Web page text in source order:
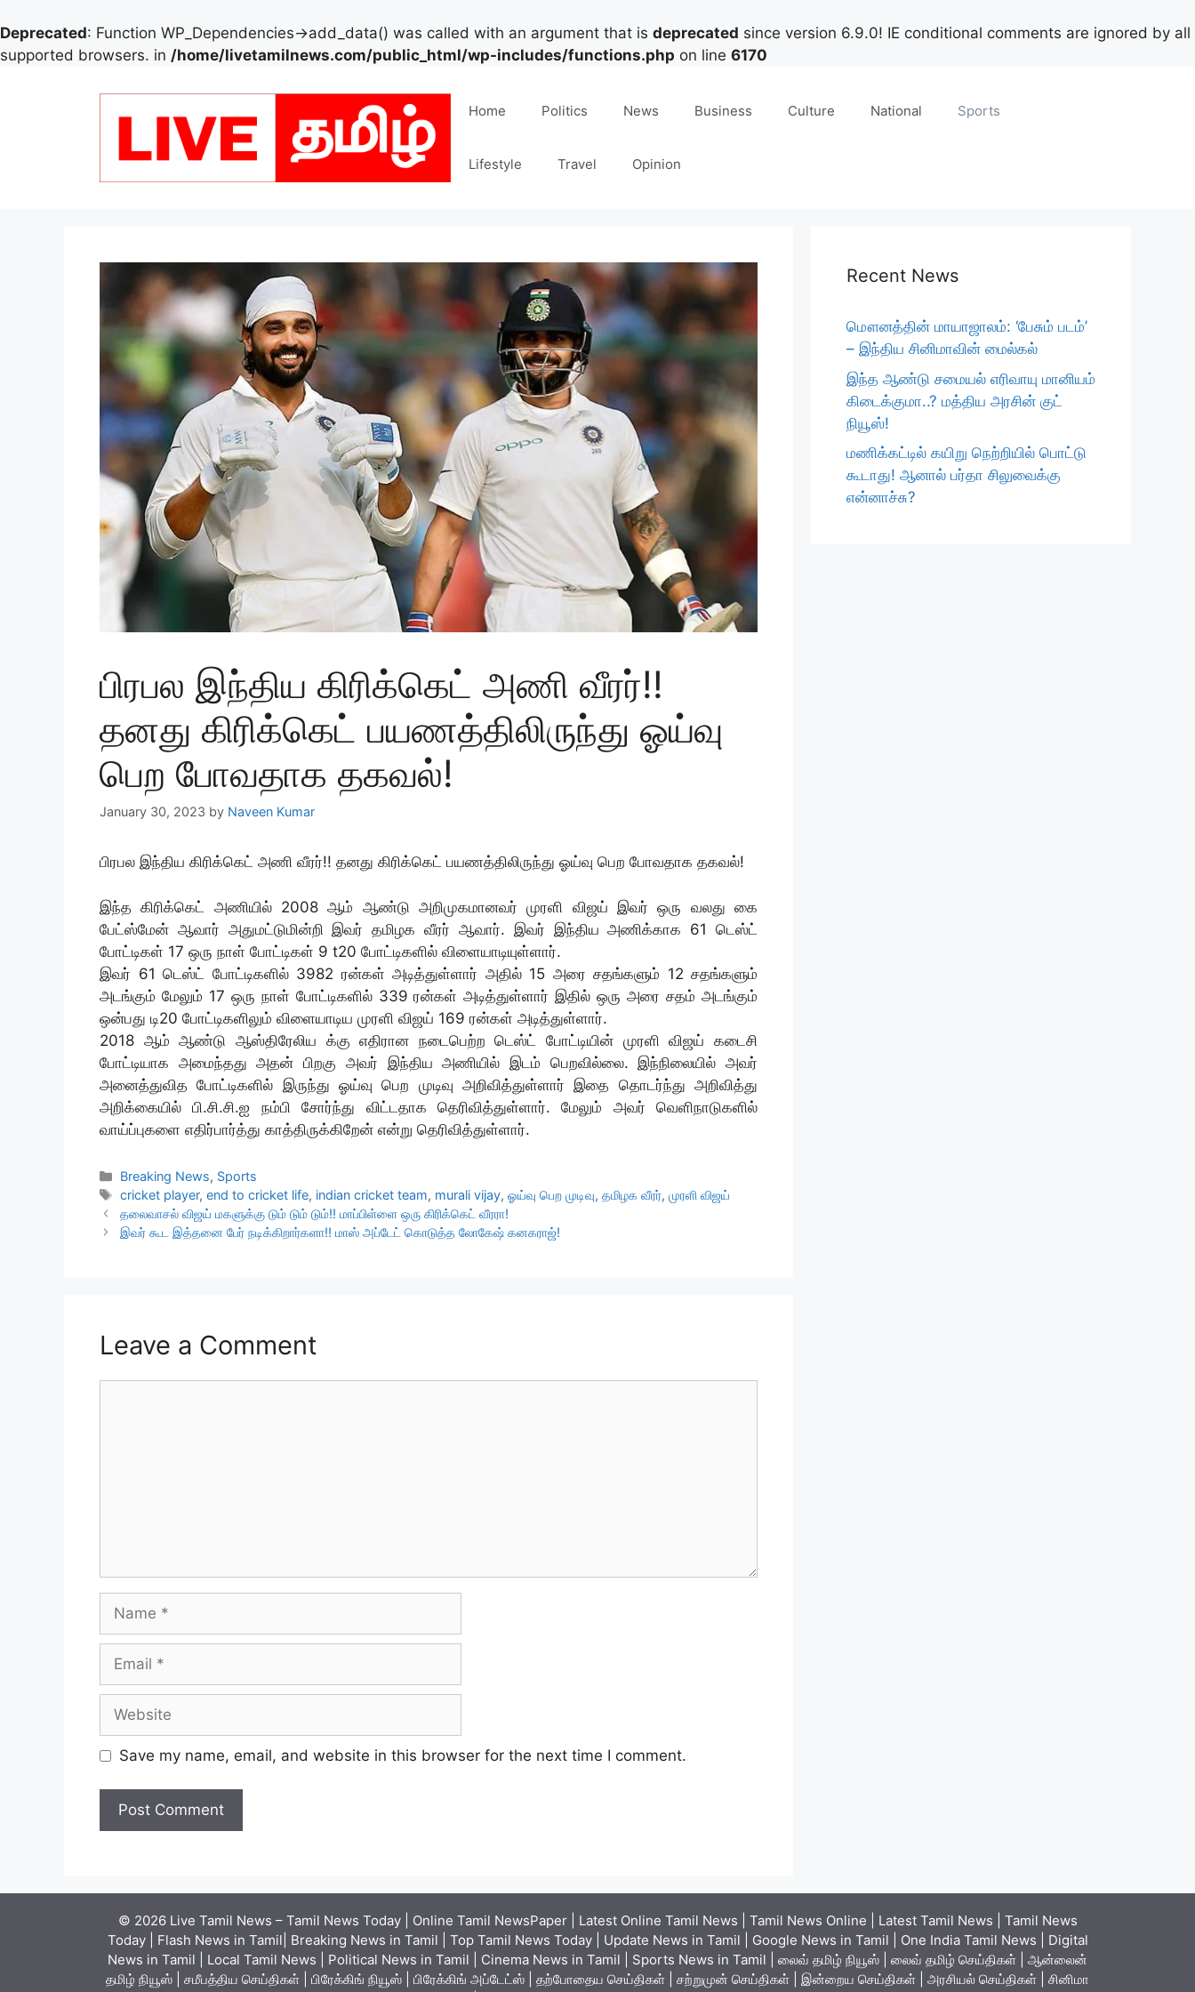
Deprecated: Function WP_Dependencies->add_data() was called with an argument that is deprecated since version 6.9.0! IE conditional comments are ignored by all
supported browsers. in /home/livetamilnews.com/public_html/wp-includes/functions.php on line 6170
Home Politics News Business Culture National Sports
Lifestyle Travel Opinion
பிரபல இந்திய கிரிக்கெட் அணி வீரர்!!
தனது கிரிக்கெட் பயணத்திலிருந்து ஓய்வு
பெற போவதாக தகவல்!
January 30, 2023 by Naveen Kumar
பிரபல இந்திய கிரிக்கெட் அணி வீரர்!! தனது கிரிக்கெட் பயணத்திலிருந்து ஓய்வு பெற போவதாக தகவல்!
இந்த கிரிக்கெட் அணியில் 2008 ஆம் ஆண்டு அறிமுகமானவர் முரளி விஜய் இவர் ஒரு வலது கை
பேட்ஸ்மேன் ஆவார் அதுமட்டுமின்றி இவர் தமிழக வீரர் ஆவார். இவர் இந்திய அணிக்காக 61 டெஸ்ட்
போட்டிகள் 17 ஒரு நாள் போட்டிகள் 9 t20 போட்டிகளில் விளையாடியுள்ளார்.
இவர் 61 டெஸ்ட் போட்டிகளில் 3982 ரன்கள் அடித்துள்ளார் அதில் 15 அரை சதங்களும் 12 சதங்களும்
அடங்கும் மேலும் 17 ஒரு நாள் போட்டிகளில் 339 ரன்கள் அடித்துள்ளார் இதில் ஒரு அரை சதம் அடங்கும்
ஒன்பது டி20 போட்டிகளிலும் விளையாடிய முரளி விஜய் 169 ரன்கள் அடித்துள்ளார்.
2018 ஆம் ஆண்டு ஆஸ்திரேலிய க்கு எதிரான நடைபெற்ற டெஸ்ட் போட்டியின் முரளி விஜய் கடைசி
போட்டியாக அமைந்தது அதன் பிறகு அவர் இந்திய அணியில் இடம் பெறவில்லை. இந்நிலையில் அவர்
அனைத்துவித போட்டிகளில் இருந்து ஓய்வு பெற முடிவு அறிவித்துள்ளார் இதை தொடர்ந்து அறிவித்து
அறிக்கையில் பி.சி.சி.ஐ நம்பி சோர்ந்து விட்டதாக தெரிவித்துள்ளார். மேலும் அவர் வெளிநாடுகளில்
வாய்ப்புகளை எதிர்பார்த்து காத்திருக்கிறேன் என்று தெரிவித்துள்ளார்.
Categories
Breaking News, Sports
Tags
cricket player,end to cricket life, indian cricket team, murali vijay,ஓய்வு பெற முடிவு,தமிழக வீரர்,முரளி விஜய்
தலைவாசல் விஜய் மகளுக்கு டும் டும் டும்!! மாப்பிள்ளை ஒரு கிரிக்கெட் வீரரா!
இவர் கூட இத்தனை பேர் நடிக்கிறார்களா!! மாஸ் அப்டேட் கொடுத்த லோகேஷ் கனகராஜ்!
Leave a Comment
Save my name, email, and website in this browser for the next time I comment.
Recent News
மௌனத்தின் மாயாஜாலம்: ‘பேசும் படம்’
– இந்திய சினிமாவின் மைல்கல்
இந்த ஆண்டு சமையல் எரிவாயு மானியம்
கிடைக்குமா..? மத்திய அரசின் குட்
நியூஸ்!
மணிக்கட்டில் கயிறு நெற்றியில் பொட்டு
கூடாது! ஆனால் பர்தா சிலுவைக்கு
என்னாச்சு?
© 2026 Live Tamil News – Tamil News Today | Online Tamil NewsPaper | Latest Online Tamil News | Tamil News Online | Latest Tamil News | Tamil News
Today | Flash News in Tamil| Breaking News in Tamil | Top Tamil News Today | Update News in Tamil | Google News in Tamil | One India Tamil News | Digital
News in Tamil | Local Tamil News | Political News in Tamil | Cinema News in Tamil | Sports News in Tamil | லைவ் தமிழ் நியூஸ் | லைவ் தமிழ் செய்திகள் | ஆன்லைன்
தமிழ் நியூஸ் | சமீபத்திய செய்திகள் | பிரேக்கிங் நியூஸ் | பிரேக்கிங் அப்டேட்ஸ் | தற்போதைய செய்திகள் | சற்றுமுன் செய்திகள் | இன்றைய செய்திகள் | அரசியல் செய்திகள் | சினிமா